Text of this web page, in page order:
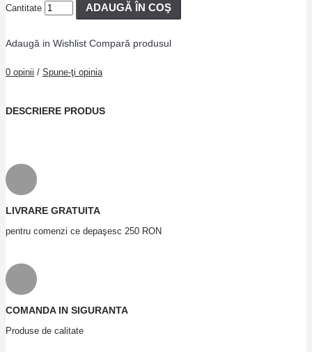
Cantitate ADAUGĂ ÎN COŞ
Adaugă in Wishlist Compară produsul
0 opinii / Spune-ţi opinia
DESCRIERE PRODUS
LIVRARE GRATUITA
pentru comenzi ce depaşesc 250 RON
COMANDA IN SIGURANTA
Produse de calitate